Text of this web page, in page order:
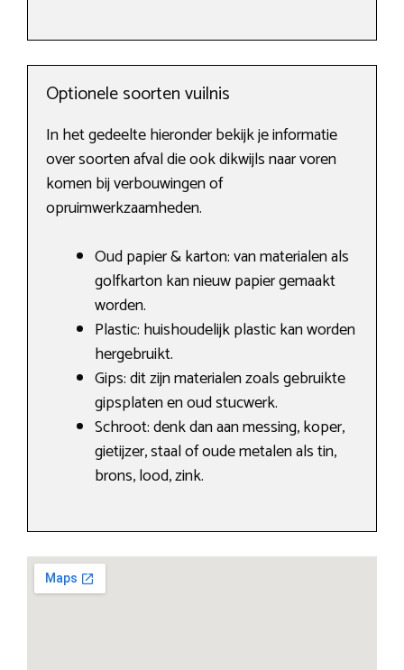
Optionele soorten vuilnis
In het gedeelte hieronder bekijk je informatie
over soorten afval die ook dikwijls naar voren
komen bij verbouwingen of
opruimwerkzaamheden.
Oud papier & karton: van materialen als
golfkarton kan nieuw papier gemaakt
worden.
Plastic: huishoudelijk plastic kan worden
hergebruikt.
Gips: dit zijn materialen zoals gebruikte
gipsplaten en oud stucwerk.
Schroot: denk dan aan messing, koper,
gietijzer, staal of oude metalen als tin,
brons, lood, zink.